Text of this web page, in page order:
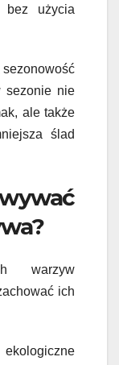
bez użycia
sezonowość
sezonie nie
ale także
ślad
warzyw
ich